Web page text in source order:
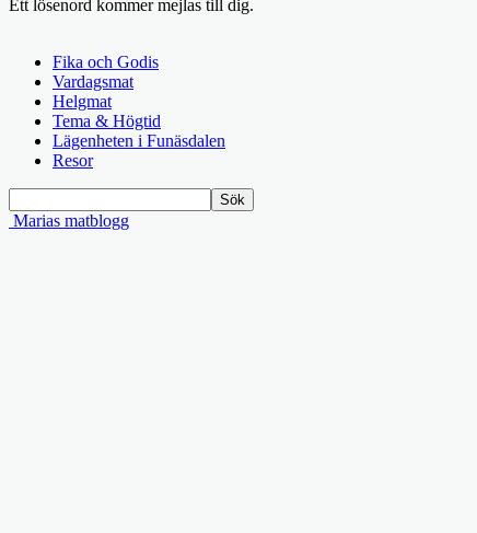
Ett lösenord kommer mejlas till dig.
Fika och Godis
Vardagsmat
Helgmat
Tema & Högtid
Lägenheten i Funäsdalen
Resor
Marias matblogg